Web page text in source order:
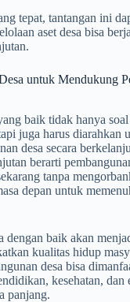
tepat, tantangan ini
aset desa bisa
untuk Mendukung
baik tidak hanya
juga harus diarahkan
desa secara
berarti
tanpa
depan untuk
dengan baik akan
kualitas hidup
desa bisa
kesehatan, dan
panjang.